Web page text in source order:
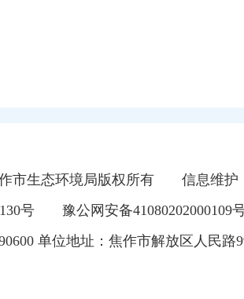
市生态环境局版权所有
信息维护
号
豫公网安备41080202000109
单位地址：焦作市解放区人民路